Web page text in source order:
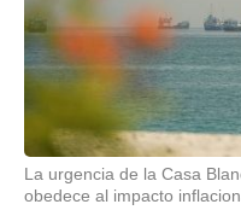
La urgencia de la Casa
obedece al impacto